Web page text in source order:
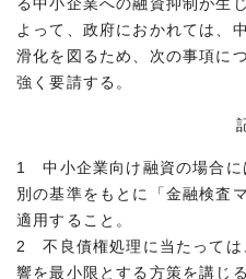
る中小企業への融資抑制が生
よって、政府におかれては、
滑化を図るため、次の事項に
強く要請する。
1 中小企業向け融資の場合に
別の基準をもとに「金融検査
適用すること。
2 不良債権処理に当たっては
響を最小限とする方策を講じる